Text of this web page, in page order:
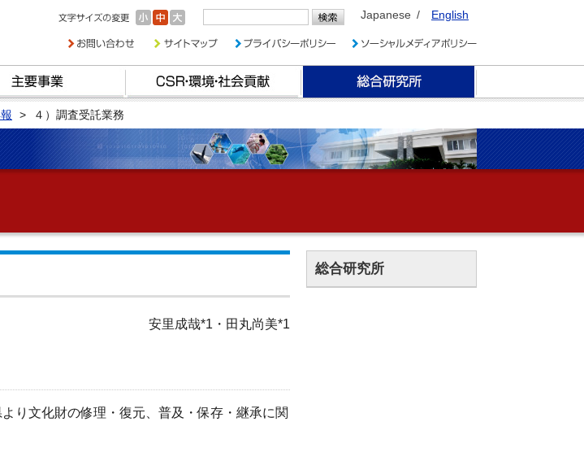
Japanese English
４）調査受託業務
安里成哉*1・田丸尚美*1
り文化財の修理・復元、普及・保存・継承に関
総合研究所